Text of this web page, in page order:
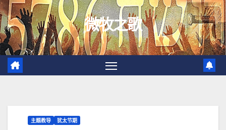
跳
至
内
容
微牧之歌
主题教导 犹太节期